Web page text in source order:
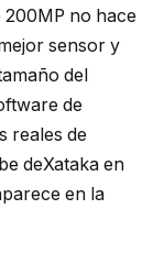
no hace
sensor y
del
de
reales de
deXataka en
en la